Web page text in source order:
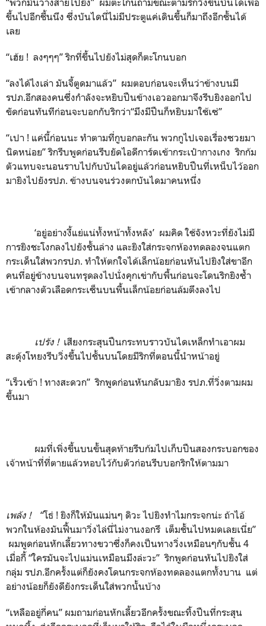
ขึ้นไปอีกชึ้นนึง ซึ่งบันไดนี่ไม่มีประตูแค่เดินขึ้นก็มาถึงอีกชั้นได้
เลย
“เฮ้ย ! ลงๆๆๆ” ริกที่ขึ้นไปยังไม่สุดก็ตะโกนบอก
“ลงได้ไงเล่า มันจี้ตูดมาแล้ว” ผมตอบก่อนจะเห็นว่าข้างบนมี
รปภ.อีกสองคนซึ่งกำลังจะหยิบปืนข้างเอวออกมาจึงรีบยิงออกไป
ขัดก่อนทันทีก่อนจะบอกกับริกว่า“มึงมีปืนก็หยิบมาใช้เซ่”
“เปา ! แค่นี้ก่อนนะ ทำตามที่กูบอกละกัน พวกกูไปเจอเรื่องซวยมา
นิดหน่อย” ริกรีบพูดก่อนรีบยัดไอดีการ์ดเข้ากระเป๋ากางเกง ริกก้ม
ตัวแทบจะนอนราบไปกับบันไดอยู่แล้วก่อนหยิบปืนที่เหน็บไว้ออก
มายิงไปยังรปภ. ข้างบนจนร่วงตกบันไดมาคนหนึ่ง
‘อยู่อย่างงี้แย่แน่ทั้งหน้าทั้งหลัง’ ผมคิด ใช้จังหวะที่ยังไม่มี
การยิงชะโงกลงไปยังชั้นล่าง และยิงใส่กระจกห้องทดลองจนแตก
กระเด็นใส่พวกรปภ. ทำให้ตกใจได้เล็กน้อยก่อนหันไปยิงใส่ขาอีก
คนที่อยู่ข้างบนจนทรุดลงไปนั่งคุกเข่ากับพื้นก่อนจะโดนริกยิงซ้ำ
เข้ากลางตัวเลือดกระเซ็นบนพื้นเล็กน้อยก่อนล้มตึงลงไป
เปร้ง !เสียงกระสุนปืนกระทบราวบันไดเหล็กทำเอาผม
สะดุ้งโหยงรีบวิ่งขึ้นไปชั้นบนโดยมีริกที่ตอนนี้นำหน้าอยู่
“เร็วเข้า ! ทางสะดวก” ริกพูดก่อนหันกลับมายิง รปภ.ที่วิ่งตามผม
ขึ้นมา
ผมที่เพิ่งขึ้นบนขั้นสุดท้ายรีบก้มไปเก็บปืนสองกระบอกของ
เจ้าหน้าที่ที่ตายแล้วหอบไว้กับตัวก่อนรีบบอกริกให้ตามมา
เพล้ง !“โธ่ ! ยิงก็ให้มันแม่นๆ ดิวะ ไปยิงทำไมกระจกน่ะ ถ้าไอ้
พวกในห้องมันฟื้นมาวิ่งไล่นี่ไม่งานงอกรึ เต็มชั้นไปหมดเลยเนี่ย”
ผมพูดก่อนหักเลี้ยวทางขวาซึ่งก็คงเป็นทางวิ่งเหมือนๆกับชั้น 4
เมื่อกี้ “ใครมันจะไปแม่นเหมือนมึงล่ะวะ” ริกพูดก่อนหันไปยิงใส่
กลุ่ม รปภ.อีกครั้งแต่ก็ยังคงโดนกระจกห้องทดลองแตกทั้งบาน แต่
อย่างน้อยก็ยังดียังกระเด็นใส่พวกนั้นบ้าง
“เหลืออยู่กี่คน” ผมถามก่อนหักเลี้ยวอีกครั้งขณะทิ้งปืนที่กระสุน